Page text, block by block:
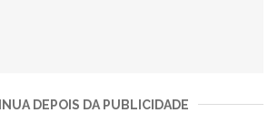
DEPOIS DA PUBLICIDADE